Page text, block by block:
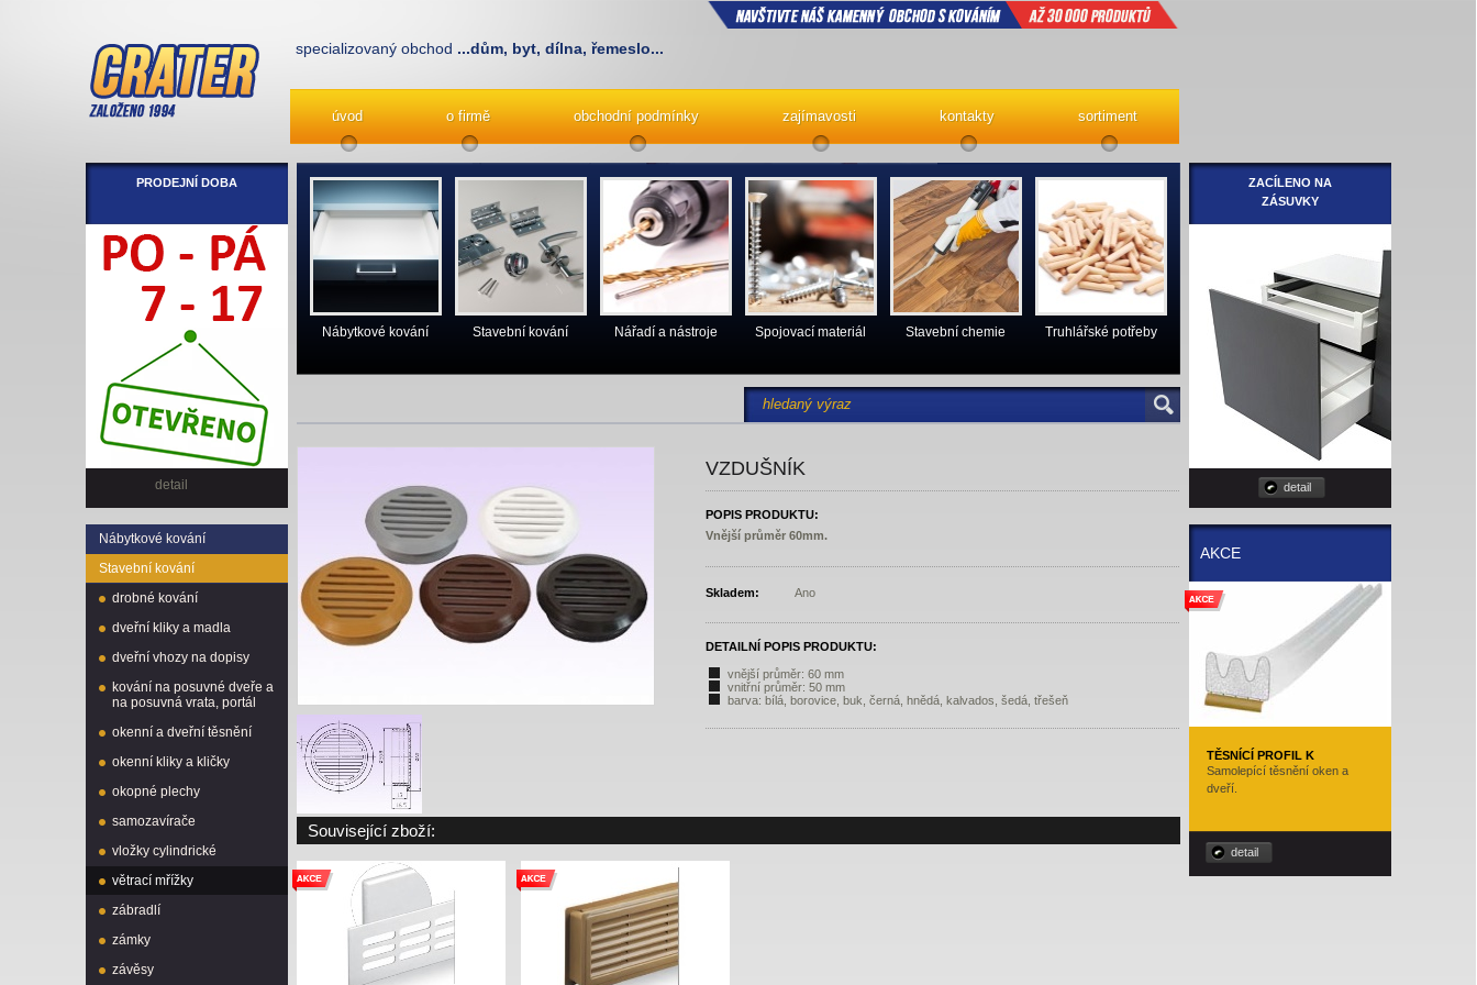
úvod o firmě obchodní podmínky zajímavosti kontakty sortiment
specializovaný obchod ...dům, byt, dílna, řemeslo...
PRODEJNÍ DOBA
detail
Nábytkové kování
Stavební kování
drobné kování
dveřní kliky a madla
dveřní vhozy na dopisy
kování na posuvné dveře a
na posuvná vrata, portál
okenní a dveřní těsnění
okenní kliky a kličky
okopné plechy
samozavírače
vložky cylindrické
větrací mřížky
zábradlí
zámky
závěsy
Nábytkové kování Stavební kování Nářadí a nástroje Spojovací materiál Stavební chemie Truhlářské potřeby
VZDUŠNÍK
POPIS PRODUKTU:
Vnější průměr 60mm.
Skladem: Ano
DETAILNÍ POPIS PRODUKTU:
vnější průměr: 60 mm
vnitřní průměr: 50 mm
barva: bílá, borovice, buk, černá, hnědá, kalvados, šedá, třešeň
Související zboží:
ZACÍLENO NA
ZÁSUVKY
detail
AKCE
TĚSNÍCÍ PROFIL K
Samolepící těsnění oken a
dveří.
detail